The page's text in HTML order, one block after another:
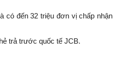
có đến 32 triệu đơn vị chấp nhận
trả trước quốc tế JCB.